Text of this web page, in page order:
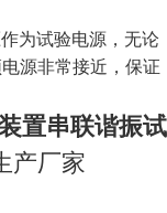
为试验电源，无论
源非常接近，保证
置串联谐振试
产厂家